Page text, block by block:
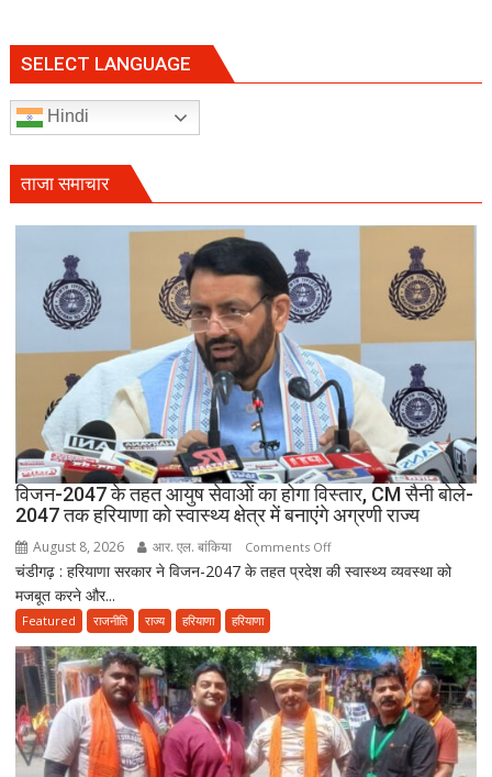
SELECT LANGUAGE
Hindi
ताजा समाचार
विजन-2047 के तहत आयुष सेवाओं का होगा विस्तार, CM सैनी बोले-
2047 तक हरियाणा को स्वास्थ्य क्षेत्र में बनाएंगे अग्रणी राज्य
August 8, 2026 आर. एल. बांकिया Comments Offon
विजन-2047
सेवाओं
का
होगा
विस्तार,
CM
चंडीगढ़ : हरियाणा सरकार ने विजन-2047 के तहत प्रदेश की स्वास्थ्य व्यवस्था को
मजबूत करने और...
Featured राजनीति राज्य हरियाणा हरियाणा